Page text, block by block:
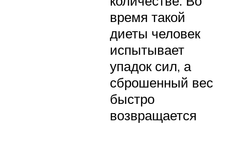
время такой
диеты человек
испытывает
упадок сил, а
сброшенный вес
быстро
возвращается